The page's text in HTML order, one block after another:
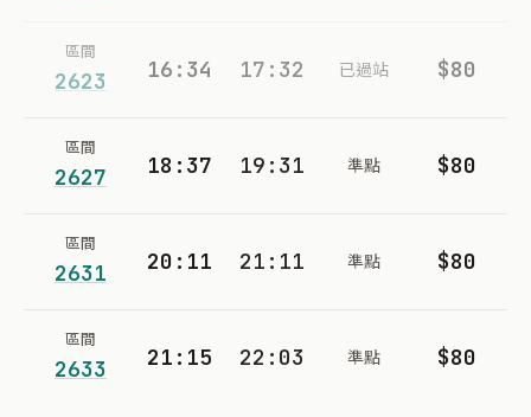
區間
2623 16:34 17:32 已過站 $80
區間
2627 18:37 19:31 準點 $80
區間
2631 20:11 21:11 準點 $80
區間
2633 21:15 22:03 準點 $80